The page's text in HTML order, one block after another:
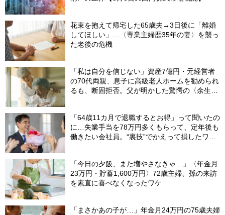
花束を抱えて帰宅した65歳夫→3日後に「離婚
してほしい」…〈専業主婦歴35年の妻〉を襲っ
た老後の危機
「私は自分を信じない」資産7億円・元経営者
の70代両親、息子に高級老人ホームを勧められ
るも、断固拒否。父が明かした驚愕の〈余生計
「64歳11カ月で退職するとお得」って聞いたの
に…失業手当を78万円多くもらって、定年後も
働きたい会社員。“裏技”でかえって損したワケ
「今日の夕飯、また増やさなきゃ…」〈年金月
23万円・貯蓄1,600万円〉72歳主婦、孫の来訪
を素直に喜べなくなったワケ
「まさかあの子が…」年金月24万円の75歳夫婦